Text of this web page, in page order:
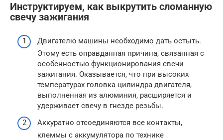
Инструктируем, как выкрутить сломанную
свечу зажигания
Двигателю машины необходимо дать остыть.
Этому есть оправданная причина, связанная с
особенностью функционирования свечи
зажигания. Оказывается, что при высоких
температурах головка цилиндра двигателя,
выполненная из алюминия, расширяется и
удерживает свечу в гнезде резьбы.
Аккуратно отсоединяются все контакты,
клеммы с аккумулятора по технике